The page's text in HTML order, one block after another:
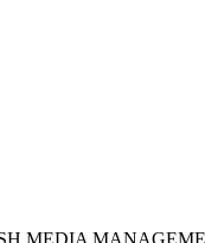
MEDIA